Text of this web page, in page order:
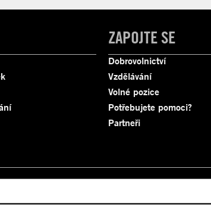
ZAPOJTE SE
Dobrovolnictví
Vzdělávání
Volné pozice
Potřebujete pomoci?
Partneři